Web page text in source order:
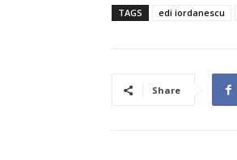
TAGS edi iordanescu
Share